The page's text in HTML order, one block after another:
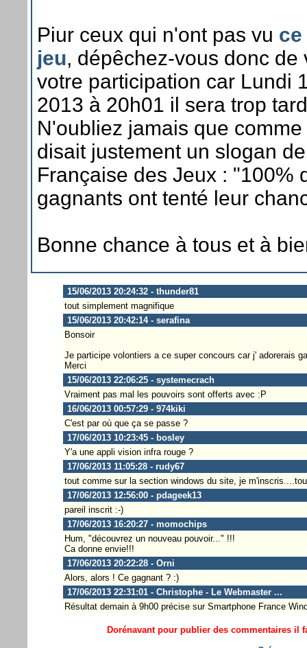
Piur ceux qui n'ont pas vu
jeu, dépêchez-vous donc de
votre participation car Lundi
2013 à 20h01 il sera trop
N'oubliez jamais que comme
disait justement un slogan
Française des Jeux : "100%
gagnants ont tenté leur
Bonne chance à tous et à
15/06/2013 20:24:32 - thunder81
tout simplement magnifique
15/06/2013 20:42:14 - serafina
Bonsoir
Je participe volontiers a ce super concours car j' adorerais
Merci
15/06/2013 22:06:25 - systemecrach
Vraiment pas mal les pouvoirs sont offerts avec :P
16/06/2013 00:57:29 - 974kiki
C'est par où que ça se passe ?
17/06/2013 10:23:45 - bosley
Y'a une appli vision infra rouge ?
17/06/2013 11:05:28 - rudy67
tout comme sur la section windows du site, je
17/06/2013 12:56:00 - pdageek13
pareil inscrit :-)
17/06/2013 16:20:27 - momochips
Hum, "découvrez un nouveau pouvoir..." !!!
Ca donne envie!!!
17/06/2013 20:22:28 - Orni
Alors, alors ! Ce gagnant ? :)
17/06/2013 22:31:01 - Christophe - Le Webmaster ...
Résultat demain à 9h00 précise sur Smartphone France
Dorénavant pour publier des commentaires il